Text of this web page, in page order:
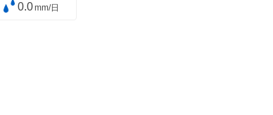
0.0mm/日